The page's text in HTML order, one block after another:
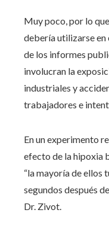
Muy poco, por lo
debería utilizarse en
de los informes
involucran la
industriales y
trabajadores e
En un experimento
efecto de la hipoxia
“la mayoría de ellos
segundos después
Dr. Zivot.